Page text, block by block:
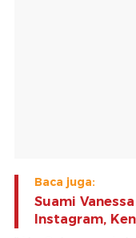
Baca juga:
Suami
Instagram,